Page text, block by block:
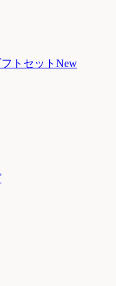
トセットNew